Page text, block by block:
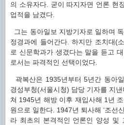
의 소유자다. 굳이 따지자면 언론 현
업적을 남겼다.
그는 동아일보 지방기자로 일하며
정경과에 들어간다. 하지만 조치대(
로 신문학과가 생겼다는 말을 듣고
로서는 파격적인 선택이었다.
곽복산은 1935년부터 5년간 동아
경성부청(서울시청) 담당 기자를 지
쳐 1945년 해방 이후 재입사해 1년
원으로 일한다. 1947년 퇴사해 ‘조선
라 최초의 본격적인 언론인 양성 및